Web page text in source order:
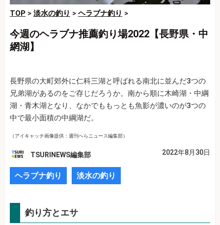
TOP > 淡水の釣り > ヘラブナ釣り >
今週のヘラブナ推薦釣り場2022【長野県・中
網湖】
長野県の大町郊外に仁科三湖と呼ばれる南北に並んだ3つの
兄弟湖があるのをご存じだろうか。南から順に木崎湖・中綱
湖・青木湖となり、なかでももっとも魚影が濃いのが3つの
中で最小面積の中綱湖だ。
（アイキャッチ画像提供：週刊へらニュース編集部）
TSURINEWS編集部 2022年8月30日
ヘラブナ釣り 淡水の釣り
釣り方とエサ